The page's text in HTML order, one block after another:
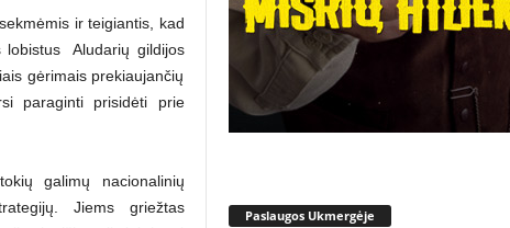
ir teigiantis, kad
Aludarių gildijos
gėrimais prekiaujančių
paraginti prisidėti prie
galimų nacionalinių
Jiems griežtas
Paslaugos Ukmergėje